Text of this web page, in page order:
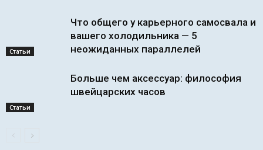
Статьи
Что общего у карьерного самосвала и
вашего холодильника — 5
неожиданных параллелей
Статьи
Больше чем аксессуар: философия
швейцарских часов